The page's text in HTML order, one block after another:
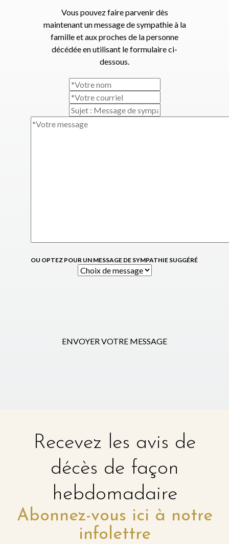
Vous pouvez faire parvenir dès
maintenant un message de sympathie à la
famille et aux proches de la personne
décédée en utilisant le formulaire ci-
dessous.
OU OPTEZ POUR UN MESSAGE DE SYMPATHIE SUGGÉRÉ
ENVOYER VOTRE MESSAGE
Recevez les avis de
décès de façon
hebdomadaire
Abonnez-vous ici à notre
infolettre